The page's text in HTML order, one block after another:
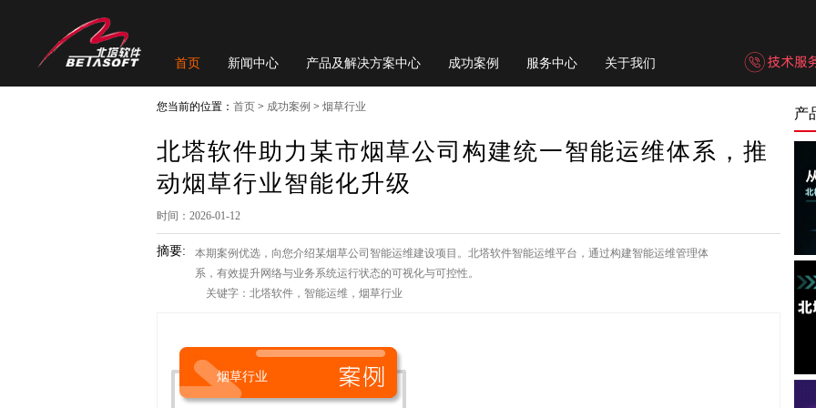
首页 新闻中心 产品及解决方案中心 成功案例 服务中心 关于我们
您当前的位置： 首页 > 成功案例 > 烟草行业
北塔软件助力某市烟草公司构建统一智能运维体系，推
动烟草行业智能化升级
时间：2026-01-12
摘要:
本期案例优选，向您介绍某烟草公司智能运维建设项目。北塔软件智能运维平台，通过构建智能运维管理体
系，有效提升网络与业务系统运行状态的可视化与可控性。
关键字：北塔软件，智能运维，烟草行业
烟草行业
产